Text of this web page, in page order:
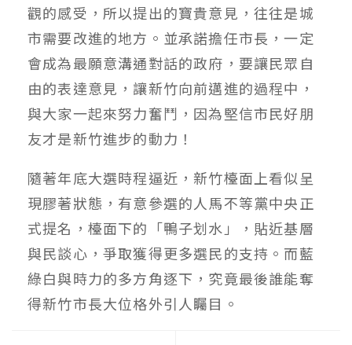
觀的感受，所以提出的寶貴意見，往往是城
市需要改進的地方。並承諾擔任市長，一定
會成為最願意溝通對話的政府，要讓民眾自
由的表達意見，讓新竹向前邁進的過程中，
與大家一起來努力奮鬥，因為堅信市民好朋
友才是新竹進步的動力！
隨著年底大選時程逼近，新竹檯面上看似呈
現膠著狀態，有意參選的人馬不等黨中央正
式提名，檯面下的「鴨子划水」，貼近基層
與民談心，爭取獲得更多選民的支持。而藍
綠白與時力的多方角逐下，究竟最後誰能奪
得新竹市長大位格外引人矚目。